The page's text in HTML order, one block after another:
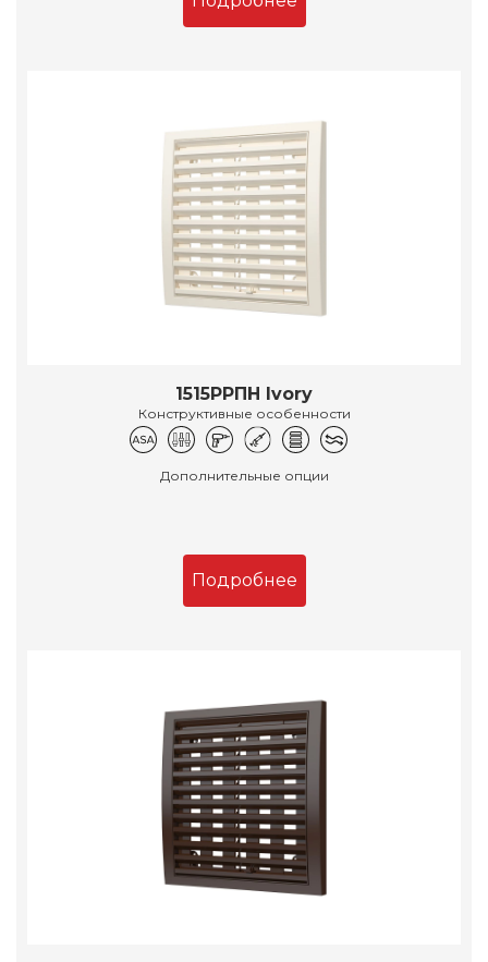
1515РРПН Ivory
Конструктивные особенности
Дополнительные опции
Подробнее